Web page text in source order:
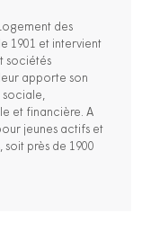
des
1901 et intervient
sociétés
apporte son
sociale,
et financière. A
jeunes actifs et
soit près de 1900